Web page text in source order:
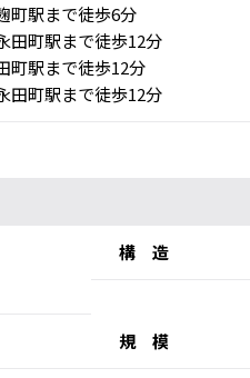
駅まで徒歩6分
町駅まで徒歩12分
駅まで徒歩12分
町駅まで徒歩12分
構 造
規 模